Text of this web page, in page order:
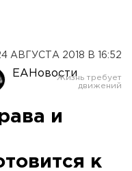
АВГУСТА 2018 В 16:52
ЕАНовости
и
к